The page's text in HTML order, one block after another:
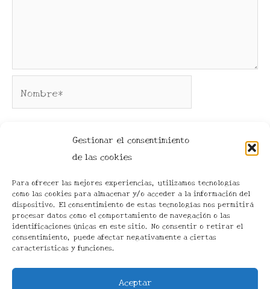
Gestionar el consentimiento
de las cookies
Para ofrecer las mejores experiencias, utilizamos tecnologías
como las cookies para almacenar y/o acceder a la información del
dispositivo. El consentimiento de estas tecnologías nos permitirá
procesar datos como el comportamiento de navegación o las
identificaciones únicas en este sitio. No consentir o retirar el
consentimiento, puede afectar negativamente a ciertas
características y funciones.
Aceptar
electrónico*
Web